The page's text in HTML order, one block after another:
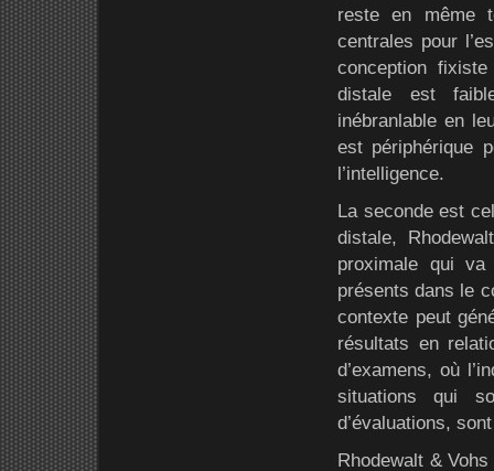
reste en même
centrales pour
conception
distale est
inébranlable en
est périphérique
l’intelligence.
La seconde est
distale,
proximale qui
présents dans le
contexte peut
résultats en
d’examens, où
situations qui
d’évaluations,
Rhodewalt &